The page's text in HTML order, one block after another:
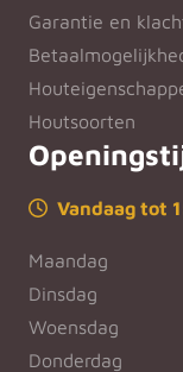
Garantie en
Houtsoorten
Vandaag tot
Maandag
Dinsdag
Woensdag
Donderdag